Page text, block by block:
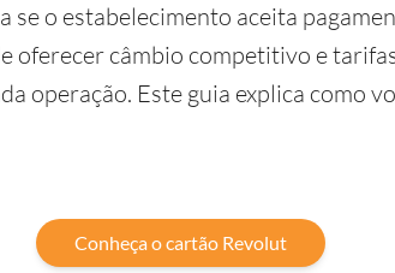
se o estabelecimento aceita
oferecer câmbio competitivo e
operação. Este guia explica como
Conheça o cartão Revolut